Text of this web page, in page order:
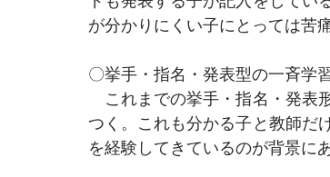
が分かりにくい子にとっては苦
〇挙手・指名・発表型の一斉学
これまでの挙手・指名・発表
つく。これも分かる子と教師だ
を経験してきているのが背景にあ